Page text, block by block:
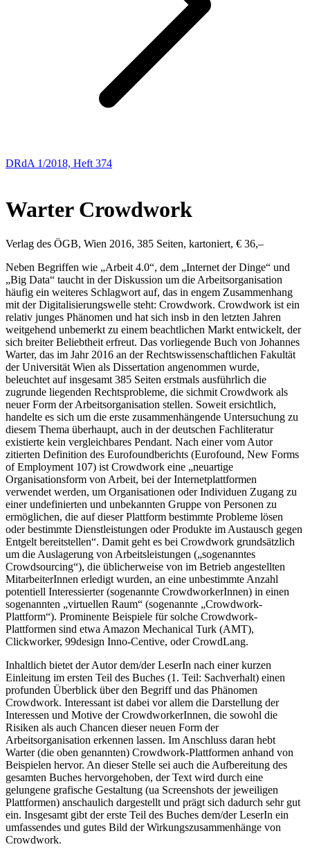
DRdA 1/2018, Heft 374
Warter Crowdwork
Verlag des ÖGB, Wien 2016, 385 Seiten, kartoniert, € 36,–
Neben Begriffen wie „Arbeit 4.0“, dem „Internet der Dinge“ und
„Big Data“ taucht in der Diskussion um die Arbeitsorganisation
häufig ein weiteres Schlagwort auf, das in engem Zusammenhang
mit der Digitalisierungswelle steht: Crowdwork. Crowdwork ist ein
relativ junges Phänomen und hat sich insb in den letzten Jahren
weitgehend unbemerkt zu einem beachtlichen Markt entwickelt, der
sich breiter Beliebtheit erfreut. Das vorliegende Buch von Johannes
Warter, das im Jahr 2016 an der Rechtswissenschaftlichen Fakultät
der Universität Wien als Dissertation angenommen wurde,
beleuchtet auf insgesamt 385 Seiten erstmals ausführlich die
zugrunde liegenden Rechtsprobleme, die sichmit Crowdwork als
neuer Form der Arbeitsorganisation stellen. Soweit ersichtlich,
handelte es sich um die erste zusammenhängende Untersuchung zu
diesem Thema überhaupt, auch in der deutschen Fachliteratur
existierte kein vergleichbares Pendant. Nach einer vom Autor
zitierten Definition des Eurofoundberichts (Eurofound, New Forms
of Employment 107) ist Crowdwork eine „neuartige
Organisationsform von Arbeit, bei der Internetplattformen
verwendet werden, um Organisationen oder Individuen Zugang zu
einer undefinierten und unbekannten Gruppe von Personen zu
ermöglichen, die auf dieser Plattform bestimmte Probleme lösen
oder bestimmte Dienstleistungen oder Produkte im Austausch gegen
Entgelt bereitstellen“. Damit geht es bei Crowdwork grundsätzlich
um die Auslagerung von Arbeitsleistungen („sogenanntes
Crowdsourcing“), die üblicherweise von im Betrieb angestellten
MitarbeiterInnen erledigt wurden, an eine unbestimmte Anzahl
potentiell Interessierter (sogenannte CrowdworkerInnen) in einen
sogenannten „virtuellen Raum“ (sogenannte „Crowdwork-
Plattform“). Prominente Beispiele für solche Crowdwork-
Plattformen sind etwa Amazon Mechanical Turk (AMT),
Clickworker, 99design Inno-Centive, oderCrowdLang.
Inhaltlich bietet der Autor dem/der LeserIn nach einer kurzen
Einleitung im ersten Teil des Buches (1. Teil: Sachverhalt) einen
profunden Überblick über den Begriff und das Phänomen
Crowdwork. Interessant ist dabei vor allem die Darstellung der
Interessen und Motive der CrowdworkerInnen, die sowohl die
Risiken als auch Chancen dieser neuen Form der
Arbeitsorganisation erkennen lassen. Im Anschluss daran hebt
Warter(die oben genannten) Crowdwork-Plattformen anhand von
Beispielen hervor. An dieser Stelle sei auch die Aufbereitung des
gesamten Buches hervorgehoben, der Text wird durch eine
gelungene grafische Gestaltung (ua Screenshots der jeweiligen
Plattformen) anschaulich dargestellt und prägt sich dadurch sehr gut
ein. Insgesamt gibt der erste Teil des Buches dem/der LeserIn ein
umfassendes und gutes Bild der Wirkungszusammenhänge von
Crowdwork.